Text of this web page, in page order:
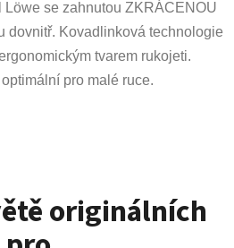
se zahnutou ZKRÁCENOU
dovnitř. Kovadlinková technologie
tvarem rukojeti.
pro malé ruce.
originálních